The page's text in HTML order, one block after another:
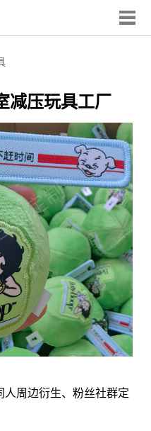
减压玩具工厂
人周边衍生、粉丝社群定